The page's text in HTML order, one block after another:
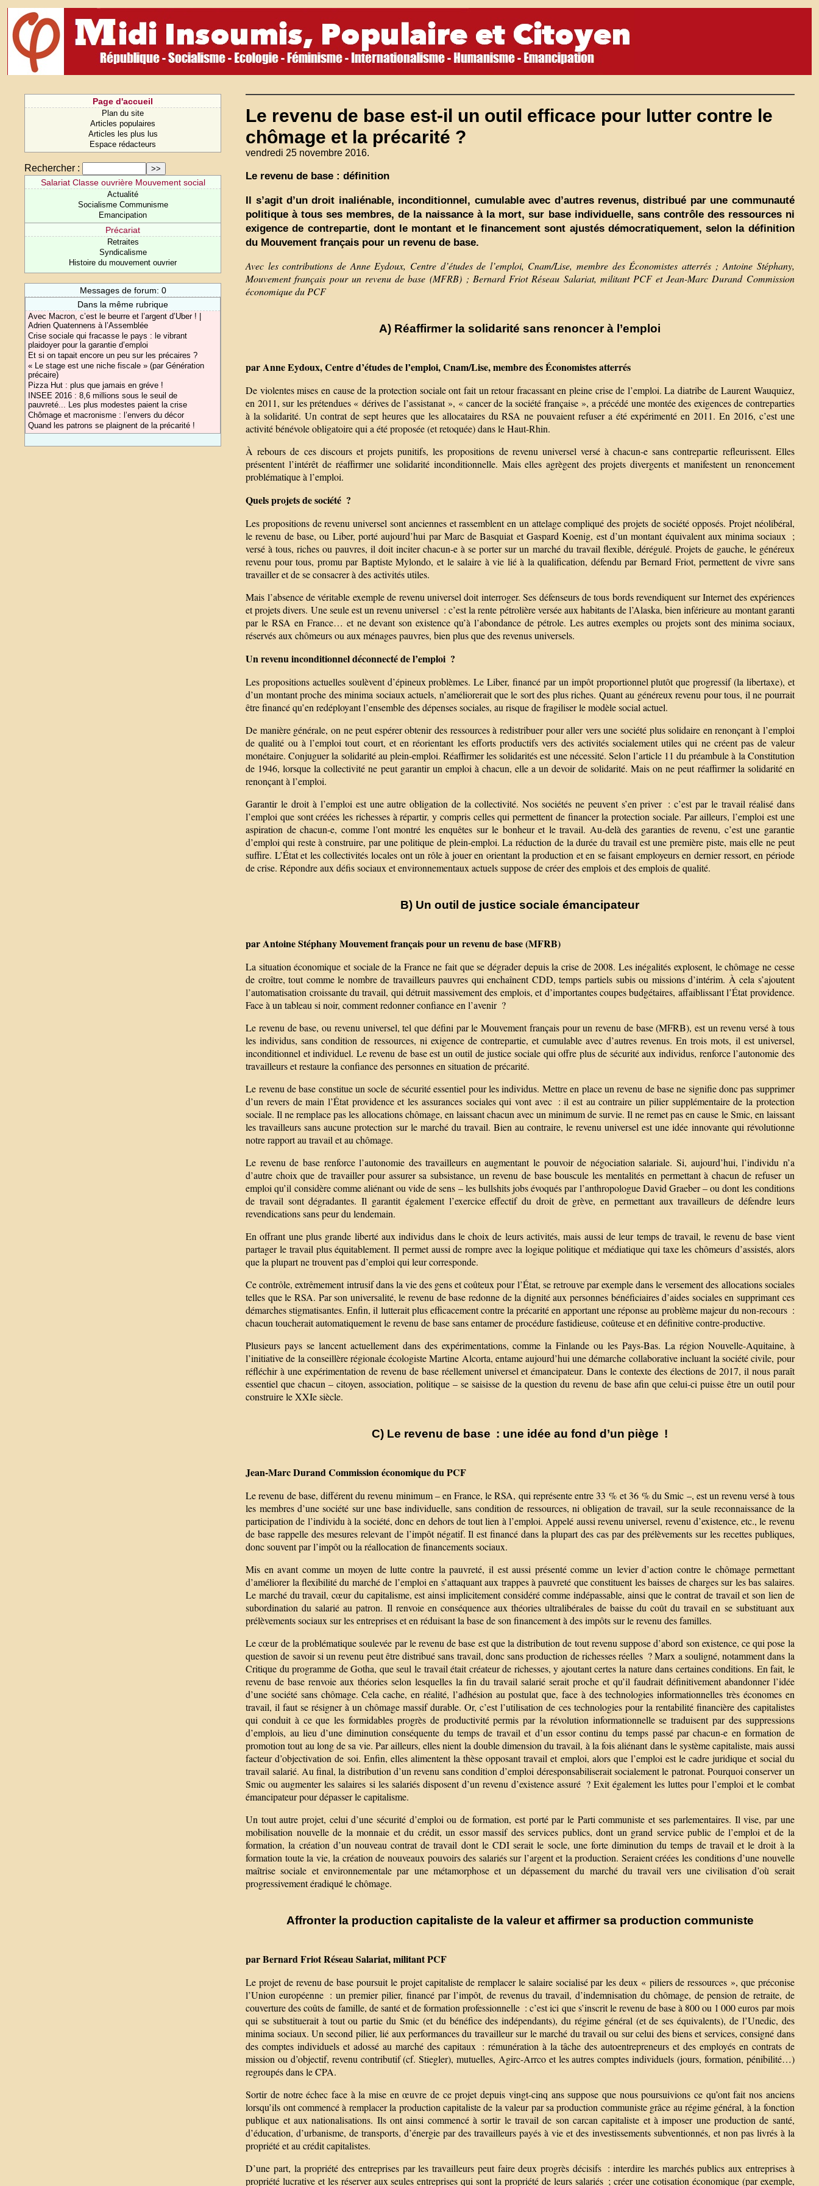
Page d'accueil
Plan du site
Articles populaires
Articles les plus lus
Espace rédacteurs
Rechercher :
Salariat Classe ouvrière Mouvement social
Actualité
Socialisme Communisme
Emancipation
Précariat
Retraites
Syndicalisme
Histoire du mouvement ouvrier
Messages de forum: 0
Dans la même rubrique
Avec Macron, c’est le beurre et l’argent d’Uber ! |
Adrien Quatennens à l’Assemblée
Crise sociale qui fracasse le pays : le vibrant
plaidoyer pour la garantie d’emploi
Et si on tapait encore un peu sur les précaires ?
« Le stage est une niche fiscale » (par Génération
précaire)
Pizza Hut : plus que jamais en gréve !
INSEE 2016 : 8,6 millions sous le seuil de
pauvreté... Les plus modestes paient la crise
Chômage et macronisme : l’envers du décor
Quand les patrons se plaignent de la précarité !
Le revenu de base est-il un outil efficace pour lutter contre le
chômage et la précarité ?
vendredi 25 novembre 2016.
Le revenu de base : définition
Il s’agit d’un droit inaliénable, inconditionnel, cumulable avec d’autres revenus, distribué par une communauté
politique à tous ses membres, de la naissance à la mort, sur base individuelle, sans contrôle des ressources ni
exigence de contrepartie, dont le montant et le financement sont ajustés démocratiquement, selon la définition
du Mouvement français pour un revenu de base.
Avec les contributions de Anne Eydoux, Centre d’études de l’emploi, Cnam/Lise, membre des Économistes atterrés ; Antoine Stéphany,
Mouvement français pour un revenu de base (MFRB) ; Bernard Friot Réseau Salariat, militant PCF et Jean-Marc Durand Commission
économique du PCF
A) Réaffirmer la solidarité sans renoncer à l’emploi
par Anne Eydoux, Centre d’études de l’emploi, Cnam/Lise, membre des Économistes atterrés
De violentes mises en cause de la protection sociale ont fait un retour fracassant en pleine crise de l’emploi. La diatribe de Laurent Wauquiez,
en 2011, sur les prétendues « dérives de l’assistanat », « cancer de la société française », a précédé une montée des exigences de contreparties
à la solidarité. Un contrat de sept heures que les allocataires du RSA ne pouvaient refuser a été expérimenté en 2011. En 2016, c’est une
activité bénévole obligatoire qui a été proposée (et retoquée) dans le Haut-Rhin.
À rebours de ces discours et projets punitifs, les propositions de revenu universel versé à chacun-e sans contrepartie refleurissent. Elles
présentent l’intérêt de réaffirmer une solidarité inconditionnelle. Mais elles agrègent des projets divergents et manifestent un renoncement
problématique à l’emploi.
Quels projets de société ?
Les propositions de revenu universel sont anciennes et rassemblent en un attelage compliqué des projets de société opposés. Projet néolibéral,
le revenu de base, ou Liber, porté aujourd’hui par Marc de Basquiat et Gaspard Koenig, est d’un montant équivalent aux minima sociaux ;
versé à tous, riches ou pauvres, il doit inciter chacun-e à se porter sur un marché du travail flexible, dérégulé. Projets de gauche, le généreux
revenu pour tous, promu par Baptiste Mylondo, et le salaire à vie lié à la qualification, défendu par Bernard Friot, permettent de vivre sans
travailler et de se consacrer à des activités utiles.
Mais l’absence de véritable exemple de revenu universel doit interroger. Ses défenseurs de tous bords revendiquent sur Internet des expériences
et projets divers. Une seule est un revenu universel : c’est la rente pétrolière versée aux habitants de l’Alaska, bien inférieure au montant garanti
par le RSA en France… et ne devant son existence qu’à l’abondance de pétrole. Les autres exemples ou projets sont des minima sociaux,
réservés aux chômeurs ou aux ménages pauvres, bien plus que des revenus universels.
Un revenu inconditionnel déconnecté de l’emploi ?
Les propositions actuelles soulèvent d’épineux problèmes. Le Liber, financé par un impôt proportionnel plutôt que progressif (la libertaxe), et
d’un montant proche des minima sociaux actuels, n’améliorerait que le sort des plus riches. Quant au généreux revenu pour tous, il ne pourrait
être financé qu’en redéployant l’ensemble des dépenses sociales, au risque de fragiliser le modèle social actuel.
De manière générale, on ne peut espérer obtenir des ressources à redistribuer pour aller vers une société plus solidaire en renonçant à l’emploi
de qualité ou à l’emploi tout court, et en réorientant les efforts productifs vers des activités socialement utiles qui ne créent pas de valeur
monétaire. Conjuguer la solidarité au plein-emploi. Réaffirmer les solidarités est une nécessité. Selon l’article 11 du préambule à la Constitution
de 1946, lorsque la collectivité ne peut garantir un emploi à chacun, elle a un devoir de solidarité. Mais on ne peut réaffirmer la solidarité en
renonçant à l’emploi.
Garantir le droit à l’emploi est une autre obligation de la collectivité. Nos sociétés ne peuvent s’en priver : c’est par le travail réalisé dans
l’emploi que sont créées les richesses à répartir, y compris celles qui permettent de financer la protection sociale. Par ailleurs, l’emploi est une
aspiration de chacun-e, comme l’ont montré les enquêtes sur le bonheur et le travail. Au-delà des garanties de revenu, c’est une garantie
d’emploi qui reste à construire, par une politique de plein-emploi. La réduction de la durée du travail est une première piste, mais elle ne peut
suffire. L’État et les collectivités locales ont un rôle à jouer en orientant la production et en se faisant employeurs en dernier ressort, en période
de crise. Répondre aux défis sociaux et environnementaux actuels suppose de créer des emplois et des emplois de qualité.
B) Un outil de justice sociale émancipateur
par Antoine Stéphany Mouvement français pour un revenu de base (MFRB)
La situation économique et sociale de la France ne fait que se dégrader depuis la crise de 2008. Les inégalités explosent, le chômage ne cesse
de croître, tout comme le nombre de travailleurs pauvres qui enchaînent CDD, temps partiels subis ou missions d’intérim. À cela s’ajoutent
l’automatisation croissante du travail, qui détruit massivement des emplois, et d’importantes coupes budgétaires, affaiblissant l’État providence.
Face à un tableau si noir, comment redonner confiance en l’avenir ?
Le revenu de base, ou revenu universel, tel que défini par le Mouvement français pour un revenu de base (MFRB), est un revenu versé à tous
les individus, sans condition de ressources, ni exigence de contrepartie, et cumulable avec d’autres revenus. En trois mots, il est universel,
inconditionnel et individuel. Le revenu de base est un outil de justice sociale qui offre plus de sécurité aux individus, renforce l’autonomie des
travailleurs et restaure la confiance des personnes en situation de précarité.
Le revenu de base constitue un socle de sécurité essentiel pour les individus. Mettre en place un revenu de base ne signifie donc pas supprimer
d’un revers de main l’État providence et les assurances sociales qui vont avec : il est au contraire un pilier supplémentaire de la protection
sociale. Il ne remplace pas les allocations chômage, en laissant chacun avec un minimum de survie. Il ne remet pas en cause le Smic, en laissant
les travailleurs sans aucune protection sur le marché du travail. Bien au contraire, le revenu universel est une idée innovante qui révolutionne
notre rapport au travail et au chômage.
Le revenu de base renforce l’autonomie des travailleurs en augmentant le pouvoir de négociation salariale. Si, aujourd’hui, l’individu n’a
d’autre choix que de travailler pour assurer sa subsistance, un revenu de base bouscule les mentalités en permettant à chacun de refuser un
emploi qu’il considère comme aliénant ou vide de sens – les bullshits jobs évoqués par l’anthropologue David Graeber – ou dont les conditions
de travail sont dégradantes. Il garantit également l’exercice effectif du droit de grève, en permettant aux travailleurs de défendre leurs
revendications sans peur du lendemain.
En offrant une plus grande liberté aux individus dans le choix de leurs activités, mais aussi de leur temps de travail, le revenu de base vient
partager le travail plus équitablement. Il permet aussi de rompre avec la logique politique et médiatique qui taxe les chômeurs d’assistés, alors
que la plupart ne trouvent pas d’emploi qui leur corresponde.
Ce contrôle, extrêmement intrusif dans la vie des gens et coûteux pour l’État, se retrouve par exemple dans le versement des allocations sociales
telles que le RSA. Par son universalité, le revenu de base redonne de la dignité aux personnes bénéficiaires d’aides sociales en supprimant ces
démarches stigmatisantes. Enfin, il lutterait plus efficacement contre la précarité en apportant une réponse au problème majeur du non-recours :
chacun toucherait automatiquement le revenu de base sans entamer de procédure fastidieuse, coûteuse et en définitive contre-productive.
Plusieurs pays se lancent actuellement dans des expérimentations, comme la Finlande ou les Pays-Bas. La région Nouvelle-Aquitaine, à
l’initiative de la conseillère régionale écologiste Martine Alcorta, entame aujourd’hui une démarche collaborative incluant la société civile, pour
réfléchir à une expérimentation de revenu de base réellement universel et émancipateur. Dans le contexte des élections de 2017, il nous paraît
essentiel que chacun – citoyen, association, politique – se saisisse de la question du revenu de base afin que celui-ci puisse être un outil pour
construire le XXIe siècle.
C) Le revenu de base : une idée au fond d’un piège !
Jean-Marc Durand Commission économique du PCF
Le revenu de base, différent du revenu minimum – en France, le RSA, qui représente entre 33 % et 36 % du Smic –, est un revenu versé à tous
les membres d’une société sur une base individuelle, sans condition de ressources, ni obligation de travail, sur la seule reconnaissance de la
participation de l’individu à la société, donc en dehors de tout lien à l’emploi. Appelé aussi revenu universel, revenu d’existence, etc., le revenu
de base rappelle des mesures relevant de l’impôt négatif. Il est financé dans la plupart des cas par des prélèvements sur les recettes publiques,
donc souvent par l’impôt ou la réallocation de financements sociaux.
Mis en avant comme un moyen de lutte contre la pauvreté, il est aussi présenté comme un levier d’action contre le chômage permettant
d’améliorer la flexibilité du marché de l’emploi en s’attaquant aux trappes à pauvreté que constituent les baisses de charges sur les bas salaires.
Le marché du travail, cœur du capitalisme, est ainsi implicitement considéré comme indépassable, ainsi que le contrat de travail et son lien de
subordination du salarié au patron. Il renvoie en conséquence aux théories ultralibérales de baisse du coût du travail en se substituant aux
prélèvements sociaux sur les entreprises et en réduisant la base de son financement à des impôts sur le revenu des familles.
Le cœur de la problématique soulevée par le revenu de base est que la distribution de tout revenu suppose d’abord son existence, ce qui pose la
question de savoir si un revenu peut être distribué sans travail, donc sans production de richesses réelles ? Marx a souligné, notamment dans la
Critique du programme de Gotha, que seul le travail était créateur de richesses, y ajoutant certes la nature dans certaines conditions. En fait, le
revenu de base renvoie aux théories selon lesquelles la fin du travail salarié serait proche et qu’il faudrait définitivement abandonner l’idée
d’une société sans chômage. Cela cache, en réalité, l’adhésion au postulat que, face à des technologies informationnelles très économes en
travail, il faut se résigner à un chômage massif durable. Or, c’est l’utilisation de ces technologies pour la rentabilité financière des capitalistes
qui conduit à ce que les formidables progrès de productivité permis par la révolution informationnelle se traduisent par des suppressions
d’emplois, au lieu d’une diminution conséquente du temps de travail et d’un essor continu du temps passé par chacun-e en formation de
promotion tout au long de sa vie. Par ailleurs, elles nient la double dimension du travail, à la fois aliénant dans le système capitaliste, mais aussi
facteur d’objectivation de soi. Enfin, elles alimentent la thèse opposant travail et emploi, alors que l’emploi est le cadre juridique et social du
travail salarié. Au final, la distribution d’un revenu sans condition d’emploi déresponsabiliserait socialement le patronat. Pourquoi conserver un
Smic ou augmenter les salaires si les salariés disposent d’un revenu d’existence assuré ? Exit également les luttes pour l’emploi et le combat
émancipateur pour dépasser le capitalisme.
Un tout autre projet, celui d’une sécurité d’emploi ou de formation, est porté par le Parti communiste et ses parlementaires. Il vise, par une
mobilisation nouvelle de la monnaie et du crédit, un essor massif des services publics, dont un grand service public de l’emploi et de la
formation, la création d’un nouveau contrat de travail dont le CDI serait le socle, une forte diminution du temps de travail et le droit à la
formation toute la vie, la création de nouveaux pouvoirs des salariés sur l’argent et la production. Seraient créées les conditions d’une nouvelle
maîtrise sociale et environnementale par une métamorphose et un dépassement du marché du travail vers une civilisation d’où serait
progressivement éradiqué le chômage.
Affronter la production capitaliste de la valeur et affirmer sa production communiste
par Bernard Friot Réseau Salariat, militant PCF
Le projet de revenu de base poursuit le projet capitaliste de remplacer le salaire socialisé par les deux « piliers de ressources », que préconise
l’Union européenne : un premier pilier, financé par l’impôt, de revenus du travail, d’indemnisation du chômage, de pension de retraite, de
couverture des coûts de famille, de santé et de formation professionnelle : c’est ici que s’inscrit le revenu de base à 800 ou 1 000 euros par mois
qui se substituerait à tout ou partie du Smic (et du bénéfice des indépendants), du régime général (et de ses équivalents), de l’Unedic, des
minima sociaux. Un second pilier, lié aux performances du travailleur sur le marché du travail ou sur celui des biens et services, consigné dans
des comptes individuels et adossé au marché des capitaux : rémunération à la tâche des autoentrepreneurs et des employés en contrats de
mission ou d’objectif, revenu contributif (cf. Stiegler), mutuelles, Agirc-Arrco et les autres comptes individuels (jours, formation, pénibilité…)
regroupés dans le CPA.
Sortir de notre échec face à la mise en œuvre de ce projet depuis vingt-cinq ans suppose que nous poursuivions ce qu’ont fait nos anciens
lorsqu’ils ont commencé à remplacer la production capitaliste de la valeur par sa production communiste grâce au régime général, à la fonction
publique et aux nationalisations. Ils ont ainsi commencé à sortir le travail de son carcan capitaliste et à imposer une production de santé,
d’éducation, d’urbanisme, de transports, d’énergie par des travailleurs payés à vie et des investissements subventionnés, et non pas livrés à la
propriété et au crédit capitalistes.
D’une part, la propriété des entreprises par les travailleurs peut faire deux progrès décisifs : interdire les marchés publics aux entreprises à
propriété lucrative et les réserver aux seules entreprises qui sont la propriété de leurs salariés ; créer une cotisation économique (par exemple,